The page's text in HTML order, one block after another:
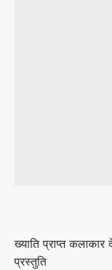
ख्याति प्राप्त
प्रस्तुति